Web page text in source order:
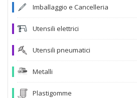
Imballaggio e Cancelleria
Utensili elettrici
Utensili pneumatici
Metalli
Plastigomme